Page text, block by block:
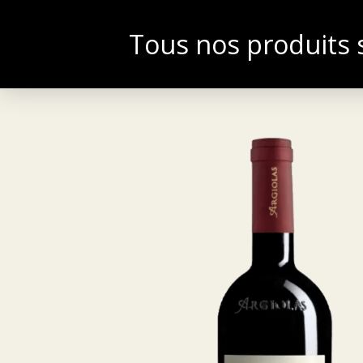
Tous nos produits
FRANÇAIS ACCUEIL